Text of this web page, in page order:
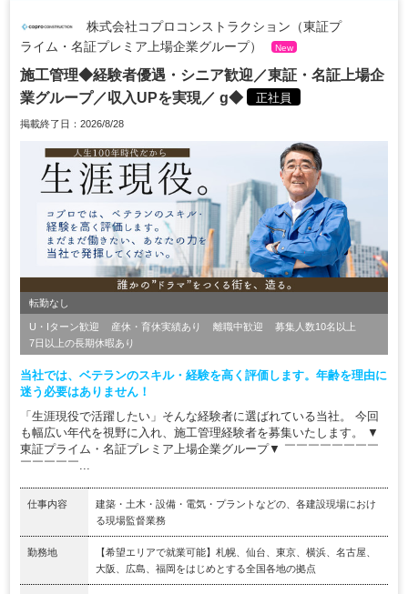
株式会社コプロコンストラクション（東証プ
ライム・名証プレミア上場企業グループ）
New
施工管理◆経験者優遇・シニア歓迎／東証・名証上場企
業グループ／収入UPを実現／ g◆
正社員
掲載終了日：2026/8/28
転勤なし
U・Iターン歓迎 産休・育休実績あり 離職中歓迎
募集人数10名以上
7日以上の長期休暇あり
当社では、ベテランのスキル・経験を高く評価します。年齢を理由に
迷う必要はありません！
「生涯現役で活躍したい」そんな経験者に選ばれている当社。 今回
も幅広い年代を視野に入れ、施工管理経験者を募集いたします。 ▼
東証プライム・名証プレミア上場企業グループ▼ ￣￣￣￣￣￣￣￣
￣￣￣￣￣...
仕事内容
建築・土木・設備・電気・プラントなどの、各建設現場におけ
る現場監督業務
勤務地
【希望エリアで就業可能】札幌、仙台、東京、横浜、名古屋、
大阪、広島、福岡をはじめとする全国各地の拠点